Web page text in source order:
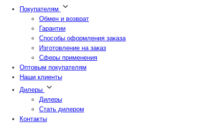
Покупателям
Обмен и возврат
Гарантии
Способы оформления заказа
Изготовление на заказ
Сферы применения
Оптовым покупателям
Наши клиенты
Дилеры
Дилеры
Стать дилером
Контакты